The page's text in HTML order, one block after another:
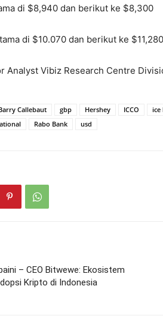
di $8,940 dan berikut ke $8,300
di $10.070 dan berikut ke $11,280
Analyst Vibiz Research Centre
Callebaut gbp Hershey ICCO
Rabo Bank usd
– CEO Bitwewe: Ekosistem
Kripto di Indonesia